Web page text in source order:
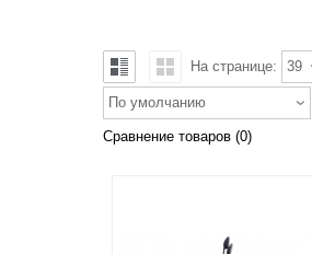
На странице: 39
По умолчанию
Сравнение товаров (0)